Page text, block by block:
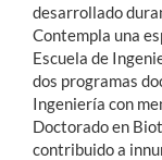
desarrollado
Contempla una
Escuela de
dos programas
Ingeniería con
Doctorado en
contribuido a